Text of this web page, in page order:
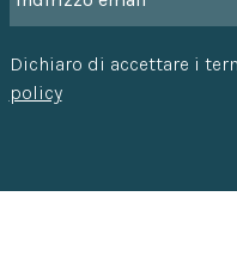
Dichiaro di accettare i
policy